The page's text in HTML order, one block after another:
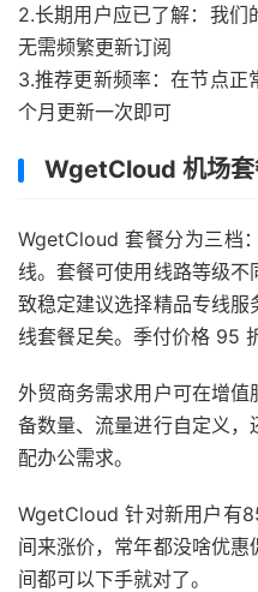
2.长期用户应已了解：我们
无需频繁更新订阅
3.推荐更新频率：在节点正
个月更新一次即可
WgetCloud 机场套
WgetCloud 套餐分为三档
线。套餐可使用线路等级
致稳定建议选择精品专线
线套餐足矣。季付价格 95
外贸商务需求用户可在增
备数量、流量进行自定义
配办公需求。
WgetCloud 针对新用户有
间来涨价，常年都没啥优
间都可以下手就对了。